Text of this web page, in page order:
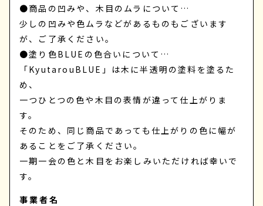
●商品の凹みや、木目のムラについて…
少しの凹みや色ムラなどがあるものもございます
が、ご了承ください。
●塗り色BLUEの色合いについて…
「KyutarouBLUE」は木に半透明の塗料を塗るた
め、
一つひとつの色や木目の表情が違って仕上がりま
す。
そのため、同じ商品であっても仕上がりの色に幅が
あることをご了承ください。
一期一会の色と木目をお楽しみいただければ幸いで
す。
事業者名